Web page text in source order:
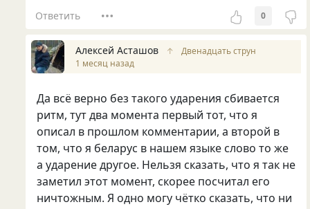
Ответить 0
Алексей Асташов ↑
Двенадцать струн
1 месяц назад
Да всё верно без такого ударения сбивается
ритм, тут два момента первый тот, что я
описал в прошлом комментарии, а второй в
том, что я беларус в нашем языке слово то же
а ударение другое. Нельзя сказать, что я так не
заметил этот момент, скорее посчитал его
ничтожным. Я одно могу чётко сказать, что ни